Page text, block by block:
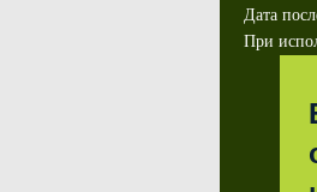
Дата
При